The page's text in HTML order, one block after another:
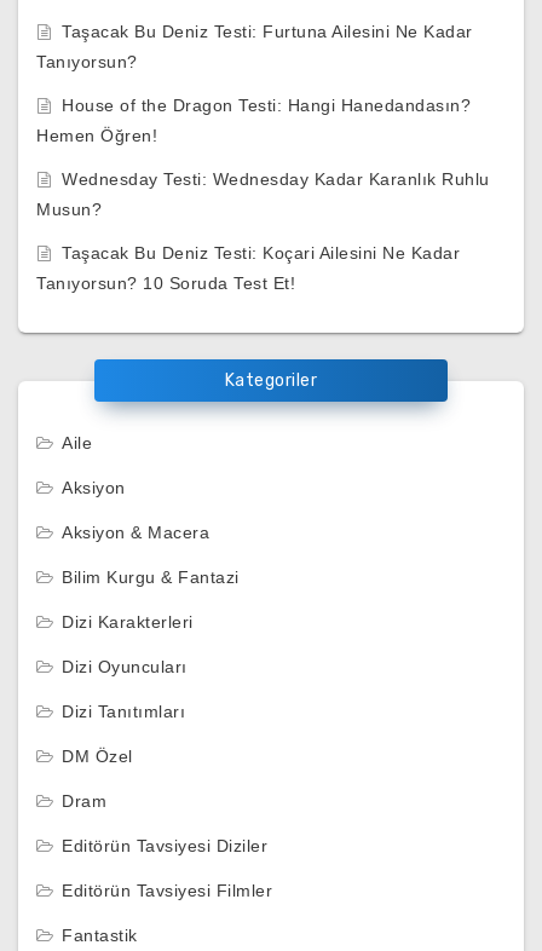
Taşacak Bu Deniz Testi: Furtuna Ailesini Ne Kadar
Tanıyorsun?
House of the Dragon Testi: Hangi Hanedandasın?
Hemen Öğren!
Wednesday Testi: Wednesday Kadar Karanlık Ruhlu
Musun?
Taşacak Bu Deniz Testi: Koçari Ailesini Ne Kadar
Tanıyorsun? 10 Soruda Test Et!
Kategoriler
Aile
Aksiyon
Aksiyon & Macera
Bilim Kurgu & Fantazi
Dizi Karakterleri
Dizi Oyuncuları
Dizi Tanıtımları
DM Özel
Dram
Editörün Tavsiyesi Diziler
Editörün Tavsiyesi Filmler
Fantastik